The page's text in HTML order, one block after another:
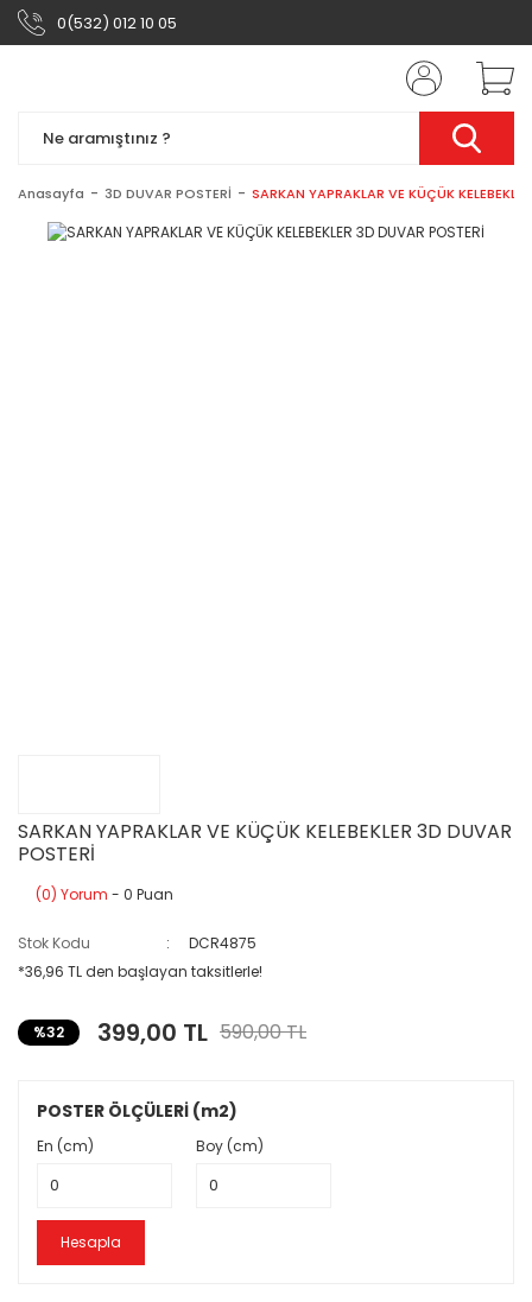
0(532) 012 10 05
Anasayfa 3D DUVAR POSTERİ SARKAN YAPRAKLAR VE KÜÇÜK
SARKAN YAPRAKLAR VE KÜÇÜK KELEBEKLER 3D DUVAR
POSTERİ
(0) Yorum - 0 Puan
Stok Kodu
DCR4875
*36,96 TL den başlayan taksitlerle!
%32 399,00 TL 590,00 TL
POSTER ÖLÇÜLERİ (m2)
En (cm) Boy (cm)
Hesapla